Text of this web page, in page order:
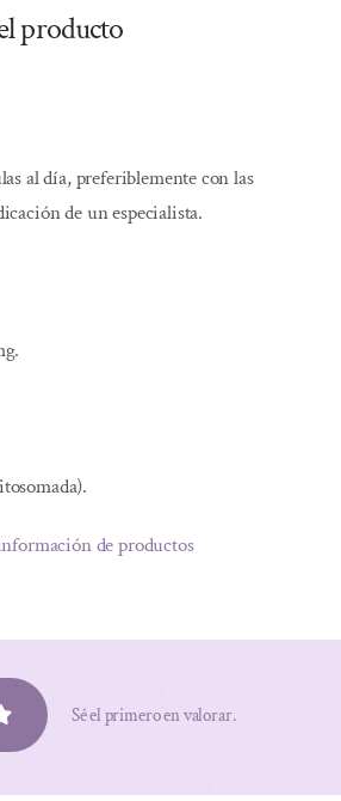
producto
al día, preferiblemente con las
de un especialista.
de productos
Sé el primero en valorar.